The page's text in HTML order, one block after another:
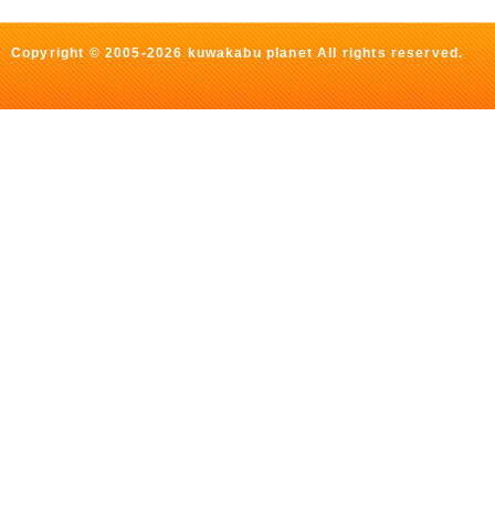
Copyright © 2005-2026 kuwakabu planet All rights reserved.